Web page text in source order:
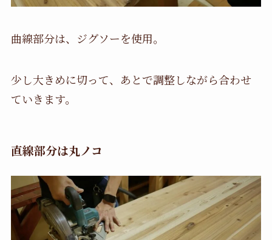
曲線部分は、ジグソーを使用。
少し大きめに切って、あとで調整しながら合わせ
ていきます。
直線部分は丸ノコ